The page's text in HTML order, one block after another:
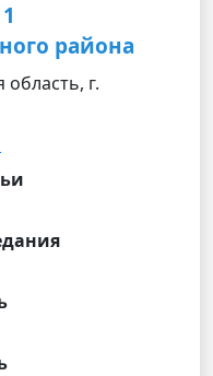
района
г.